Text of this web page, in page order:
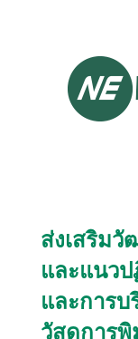
ส่งเสริมวั
และแนว
และการ
วัสดุการพิ